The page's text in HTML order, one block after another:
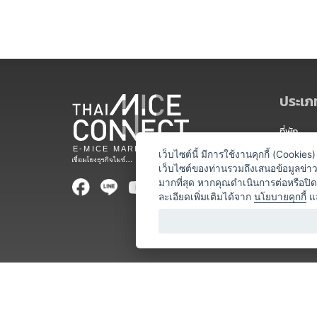
ประเ
ที่พัก
สถานที่จั
ท่องเที่ย
ออแกไน
บริการส
เว็บไซต์นี้ มีการใช้งานคุกกี้
เว็บไซต์ของท่านรวมถึงเสนอข้อมูลข่
มากที่สุด หากคุณดำเนินการต่อหรือปิ
ละเอียดเพิ่มเติมได้จาก นโยบายคุกกี้